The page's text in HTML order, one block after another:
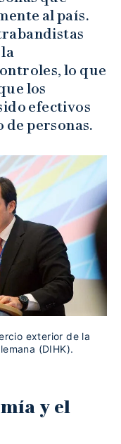
al país.
lo que
los
efectivos
de personas.
exterior de la
(DIHK).
y el